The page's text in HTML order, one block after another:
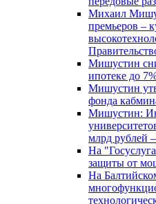
Михаил
премьеров –
Мишустин
ипотеке до
Мишустин
фонда
Мишустин:
млрд рублей
На
защиты от
На